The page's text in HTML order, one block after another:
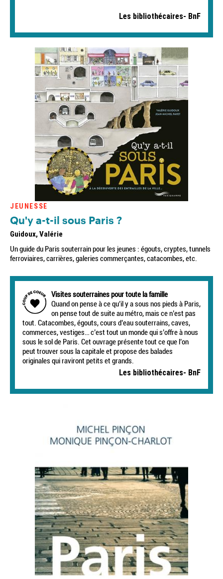
Les bibliothécaires- BnF
JEUNESSE
Qu'y a-t-il sous Paris ?
Guidoux, Valérie
Un guide du Paris souterrain pour les jeunes : égouts, cryptes, tunnels
ferroviaires, carrières, galeries commerçantes, catacombes, etc.
Visites souterraines pour toute la famille
Quand on pense à ce qu’il y a sous nos pieds à Paris,
on pense tout de suite au métro, mais ce n’est pas
tout. Catacombes, égouts, cours d’eau souterrains, caves,
commerces, vestiges… c’est tout un monde qui s’offre à nous
sous le sol de Paris. Cet ouvrage présente tout ce que l’on
peut trouver sous la capitale et propose des balades
originales qui raviront petits et grands.
Les bibliothécaires- BnF